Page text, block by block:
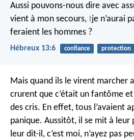
Aussi pouvons-nous dire avec
vient à mon secours, je n’aurai
feraient les hommes ?
Hébreux 13:6 confiance protection
Mais quand ils le virent marcher
crurent que c’était un fantôme
des cris. En effet, tous l’avaient
panique. Aussitôt, il se mit à leur
leur dit-il, c’est moi, n’ayez pas